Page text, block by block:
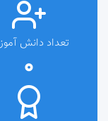
تعداد دانش
0